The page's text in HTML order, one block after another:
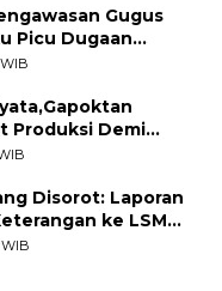
Gugus
Picu Dugaan
Bale-Bale di
Produksi Demi
Disorot: Laporan
ke LSM
WIB